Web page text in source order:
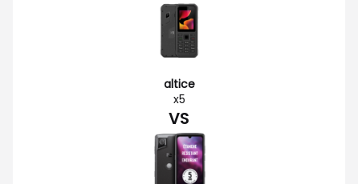
altice
x5
VS